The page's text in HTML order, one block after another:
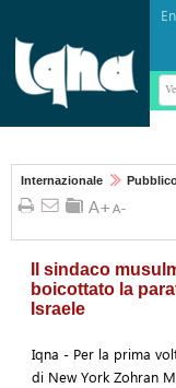
Internazionale
Il sindaco
boicottato la
Israele
Iqna - Per la prima
di New York Zohran